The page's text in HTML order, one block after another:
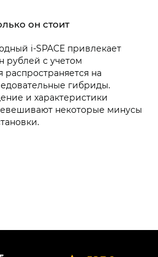
он стоит
i‑SPACE привлекает
рублей с учетом
на
гибриды.
и характеристики
некоторые минусы